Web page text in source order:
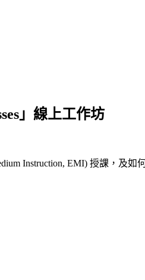
」線上工作坊
Instruction, EMI) 授課，及如